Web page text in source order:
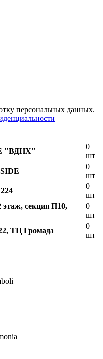
персональных данных.
"ВДНХ"
0
шт
0
шт
0
шт
этаж, секция П10,
0
шт
ТЦ Громада
0
шт